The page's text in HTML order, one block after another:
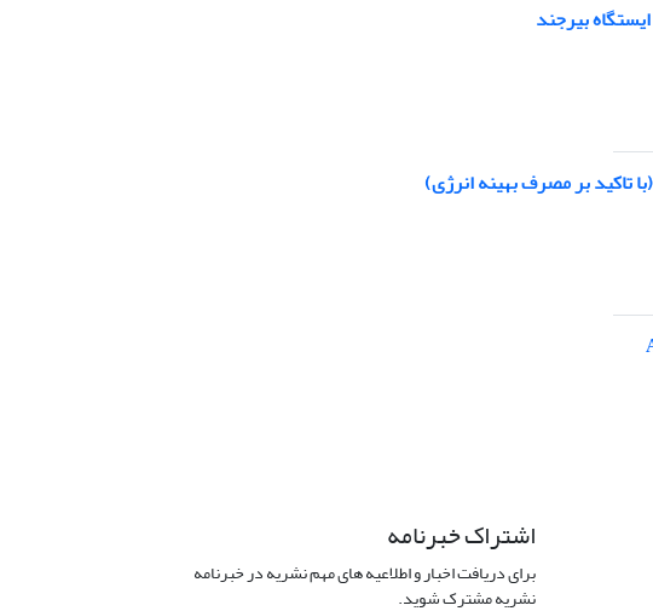
بیرجند
تاکید بر مصرف بهینه انرژی)
اشتراک خبرنامه
برای دریافت اخبار و اطلاعیه های مهم نشریه در خبرنامه
نشریه مشترک شوید.